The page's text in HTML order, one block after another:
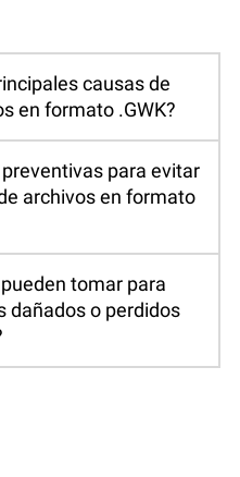
causas de
en formato .GWK?
para evitar
archivos en formato
tomar para
dañados o perdidos